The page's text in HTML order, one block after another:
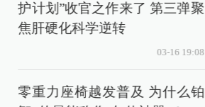
护计划”收官之作来了 第三弹聚
焦肝硬化科学逆转
03-16 19:08
零重力座椅越发普及 为什么铂